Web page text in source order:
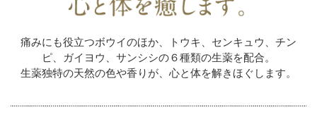
痛みにも役立つボウイのほか、トウキ、センキュウ、チン
ピ、ガイヨウ、サンシシの６種類の生薬を配合。
生薬独特の天然の色や香りが、心と体を解きほぐします。